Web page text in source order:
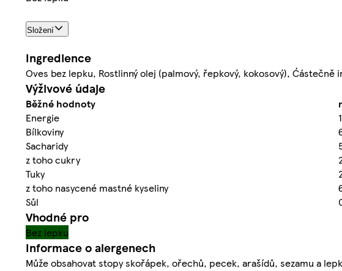
Složení
Ingredience
Oves bez lepku, Rostlinný olej (palmový, řepkový, kokosový), Ćástečně
Výživové údaje
Běžné hodnoty
Energie
Bílkoviny
Sacharidy
z toho cukry
Tuky
z toho nasycené mastné kyseliny
Sůl
Vhodné pro
Bez lepku
Informace o alergenech
Může obsahovat stopy skořápek, ořechů, pecek, arašídů, sezamu a